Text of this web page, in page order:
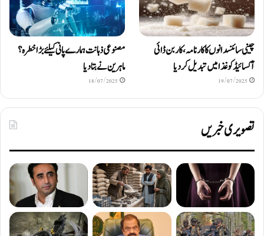
چینی سائنسدانوں کا کارنامہ، کاربن ڈائی
آکسائیڈ کو غذا میں تبدیل کردیا
19/07/2025
مصنوعی ذہانت ہمارے پانی کیلئے بڑا خطرہ؟
ماہرین نے بتا دیا
18/07/2025
تصویری خبریں